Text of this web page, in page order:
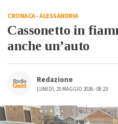
CRONACA-ALESSANDRIA
Cassonetto in
anche un’auto
Redazione
LUNEDÌ, 25 MAGGIO 2026 - 08:23